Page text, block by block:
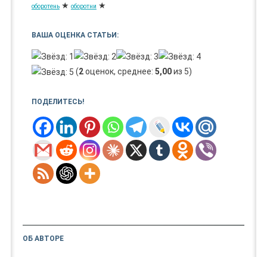
оборотень ★ оборотни ★
ВАША ОЦЕНКА СТАТЬИ:
(2оценок, среднее: 5,00из 5)
ПОДЕЛИТЕСЬ!
ОБ АВТОРЕ